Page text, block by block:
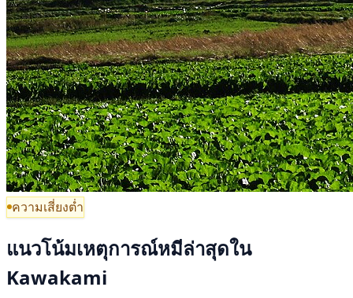
ความเสี่ยงต่ำ
แนวโน้มเหตุการณ์หมีล่าสุดใน
Kawakami